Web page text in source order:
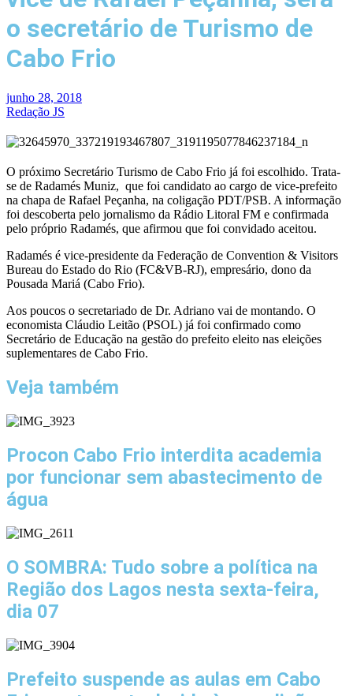
o secretário de Turismo de
Cabo Frio
junho 28, 2018
Redação JS
O próximo Secretário Turismo de Cabo Frio já foi escolhido. Trata-
se de Radamés Muniz, que foi candidato ao cargo de vice-prefeito
na chapa de Rafael Peçanha, na coligação PDT/PSB. A informação
foi descoberta pelo jornalismo da Rádio Litoral FM e confirmada
pelo próprio Radamés, que afirmou que foi convidado aceitou.
Radamés é vice-presidente da Federação de Convention & Visitors
Bureau do Estado do Rio (FC&VB-RJ), empresário, dono da
Pousada Mariá (Cabo Frio).
Aos poucos o secretariado de Dr. Adriano vai de montando. O
economista Cláudio Leitão (PSOL) já foi confirmado como
Secretário de Educação na gestão do prefeito eleito nas eleições
suplementares de Cabo Frio.
Veja também
Procon Cabo Frio interdita academia
por funcionar sem abastecimento de
água
O SOMBRA: Tudo sobre a política na
Região dos Lagos nesta sexta-feira,
dia 07
Prefeito suspende as aulas em Cabo